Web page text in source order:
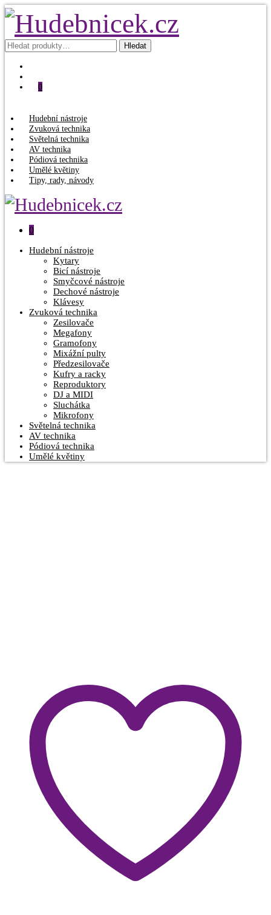
Hledat: Hledat
0
Hudební nástroje
Zvuková technika
Světelná technika
AV technika
Pódiová technika
Umělé květiny
Tipy, rady, návody
0
Hudební nástroje
Kytary
Bicí nástroje
Smyčcové nástroje
Dechové nástroje
Klávesy
Zvuková technika
Zesilovače
Megafony
Gramofony
Mixážní pulty
Předzesilovače
Kufry a racky
Reproduktory
DJ a MIDI
Sluchátka
Mikrofony
Světelná technika
AV technika
Pódiová technika
Umělé květiny